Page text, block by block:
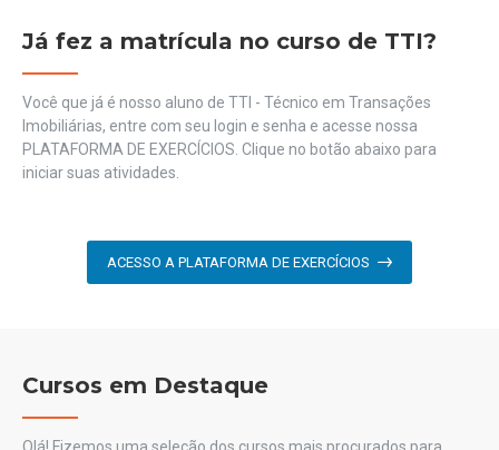
Já fez a matrícula no curso de TTI?
Você que já é nosso aluno de TTI - Técnico em Transações
Imobiliárias, entre com seu login e senha e acesse nossa
PLATAFORMA DE EXERCÍCIOS. Clique no botão abaixo para
iniciar suas atividades.
ACESSO A PLATAFORMA DE EXERCÍCIOS
Cursos em Destaque
Olá! Fizemos uma seleção dos cursos mais procurados para